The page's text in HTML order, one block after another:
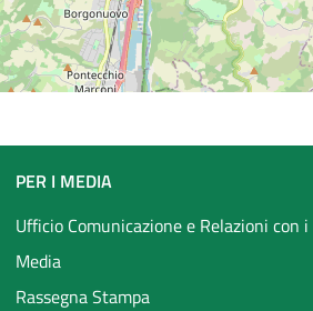
PER I MEDIA
Ufficio Comunicazione e Relazioni con i
Media
Rassegna Stampa